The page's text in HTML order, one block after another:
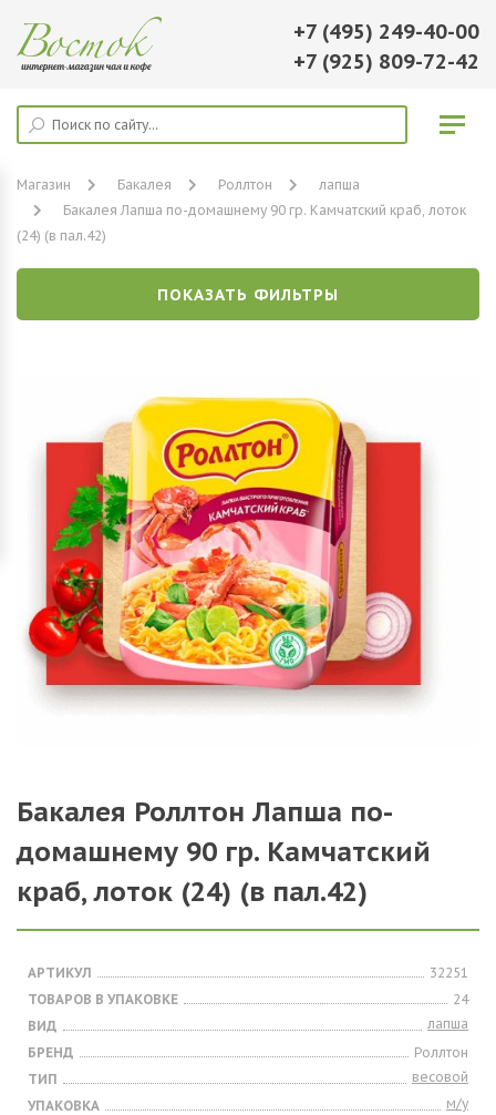
+7 (495) 249-40-00
+7 (925) 809-72-42
Магазин Бакалея Роллтон
лапша
Бакалея Лапша по-домашнему 90 гр. Камчатский краб, лоток
(24) (в пал.42)
ПОКАЗАТЬ ФИЛЬТРЫ
Бакалея Роллтон Лапша по-
домашнему 90 гр. Камчатский
краб, лоток (24) (в пал.42)
АРТИКУЛ
32251
ТОВАРОВ В УПАКОВКЕ
24
ВИД
лапша
БРЕНД
Роллтон
ТИП
весовой
УПАКОВКА
м/у